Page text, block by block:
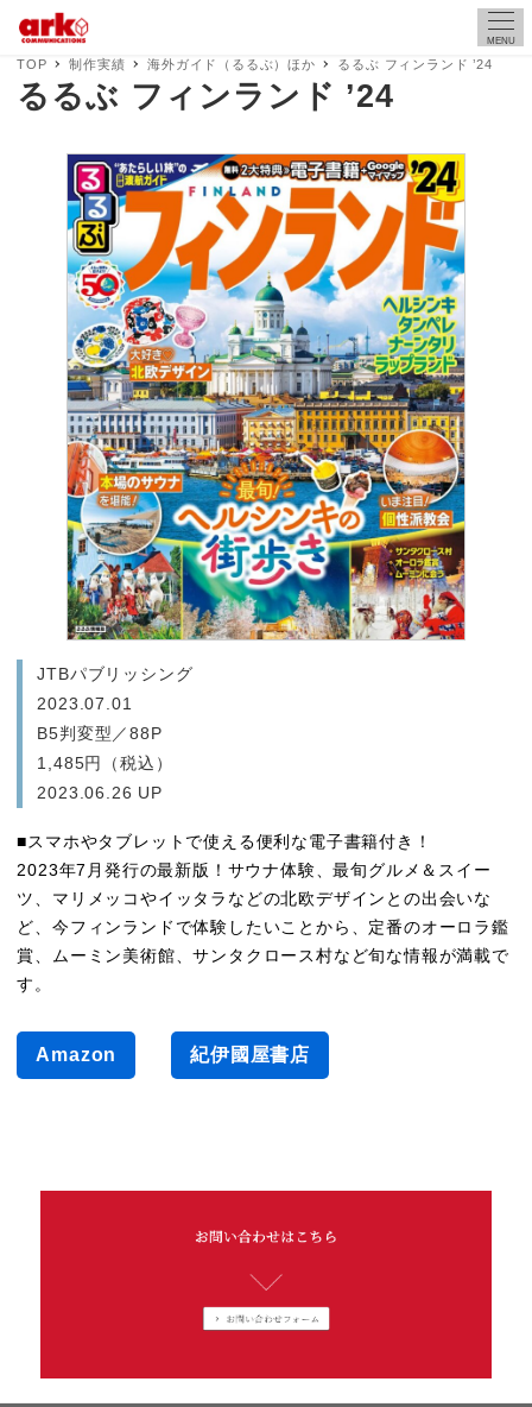
MENU
TOP 制作実績 海外ガイド（るるぶ）ほか るるぶ フィンランド ’24
るるぶ フィンランド ’24
JTBパブリッシング
2023.07.01
B5判変型／88P
1,485円（税込）
2023.06.26 UP
■スマホやタブレットで使える便利な電子書籍付き！
2023年7月発行の最新版！サウナ体験、最旬グルメ＆スイー
ツ、マリメッコやイッタラなどの北欧デザインとの出会いな
ど、今フィンランドで体験したいことから、定番のオーロラ鑑
賞、ムーミン美術館、サンタクロース村など旬な情報が満載で
す。
Amazon
紀伊國屋書店